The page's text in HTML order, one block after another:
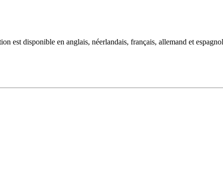
est disponible en anglais, néerlandais, français, allemand et